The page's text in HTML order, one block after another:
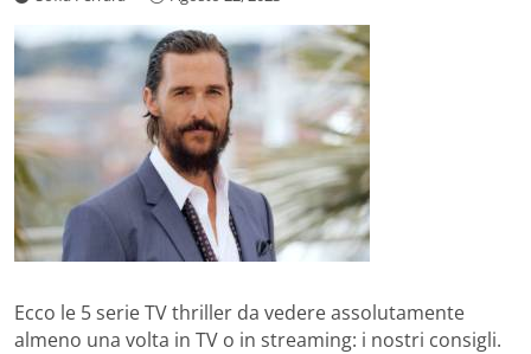
Ecco le 5 serie TV thriller da vedere assolutamente
almeno una volta in TV o in streaming: i nostri consigli.